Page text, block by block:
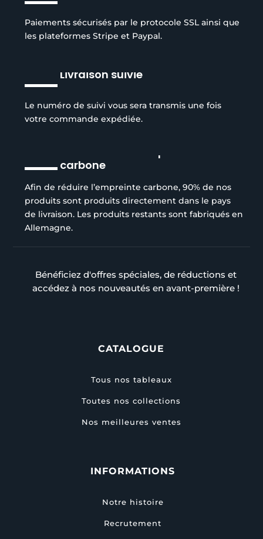
Paiements sécurisés par le protocole SSL ainsi que
les plateformes Stripe et Paypal.
Livraison suivie
Le numéro de suivi vous sera transmis une fois
votre commande expédiée.
Réduction de l’empreinte
carbone
Afin de réduire l’empreinte carbone, 90% de nos
produits sont produits directement dans le pays
de livraison. Les produits restants sont fabriqués en
Allemagne.
Bénéficiez d'offres spéciales, de réductions et
accédez à nos nouveautés en avant-première !
CATALOGUE
Tous nos tableaux
Toutes nos collections
Nos meilleures ventes
INFORMATIONS
Notre histoire
Recrutement